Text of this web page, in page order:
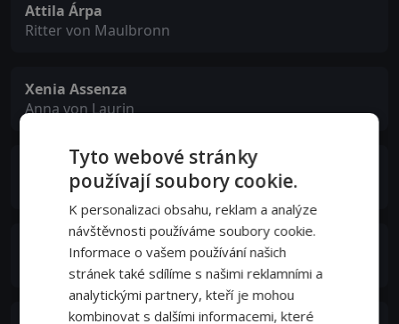
Attila Árpa
Ritter von Maulbronn
Xenia Assenza
Anna von Laurin
Patrick Mölleken
Isenhart (jung)
Jeanette Biedermann
Tyto webové stránky
používají soubory cookie.
K personalizaci obsahu, reklam a analýze
návštěvnosti používáme soubory cookie.
Informace o vašem používání našich
stránek také sdílíme s našimi reklamními a
analytickými partnery, kteří je mohou
kombinovat s dalšími informacemi, které